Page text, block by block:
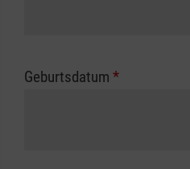
Geburtsdatum *